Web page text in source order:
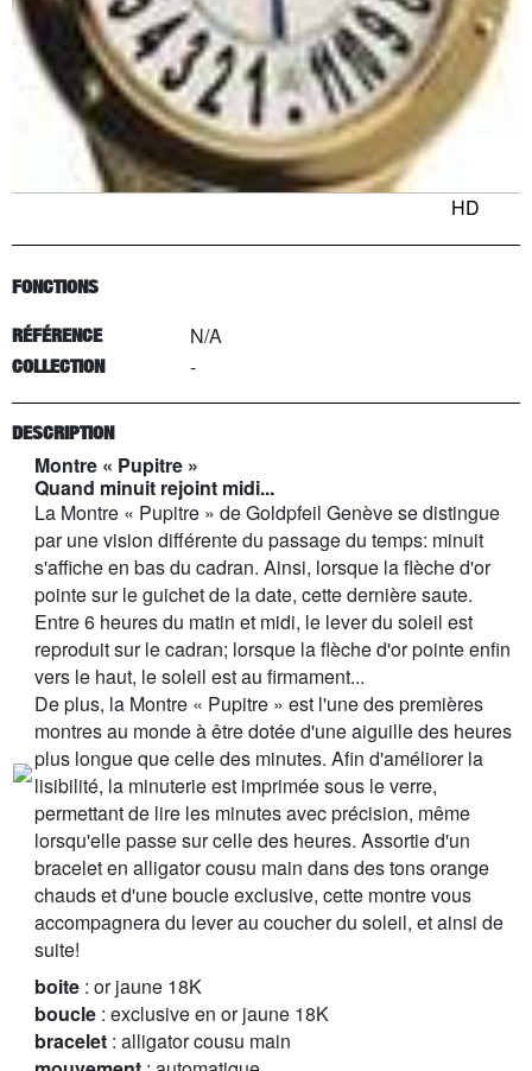
HD
FONCTIONS
RÉFÉRENCE N/A
COLLECTION -
DESCRIPTION
Montre « Pupitre »
Quand minuit rejoint midi...
La Montre « Pupitre » de Goldpfeil Genève se distingue
par une vision différente du passage du temps: minuit
s'affiche en bas du cadran. Ainsi, lorsque la flèche d'or
pointe sur le guichet de la date, cette dernière saute.
Entre 6 heures du matin et midi, le lever du soleil est
reproduit sur le cadran; lorsque la flèche d'or pointe enfin
vers le haut, le soleil est au firmament...
De plus, la Montre « Pupitre » est l'une des premières
montres au monde à être dotée d'une aiguille des heures
plus longue que celle des minutes. Afin d'améliorer la
lisibilité, la minuterie est imprimée sous le verre,
permettant de lire les minutes avec précision, même
lorsqu'elle passe sur celle des heures. Assortie d'un
bracelet en alligator cousu main dans des tons orange
chauds et d'une boucle exclusive, cette montre vous
accompagnera du lever au coucher du soleil, et ainsi de
suite!
boite : or jaune 18K
boucle : exclusive en or jaune 18K
bracelet : alligator cousu main